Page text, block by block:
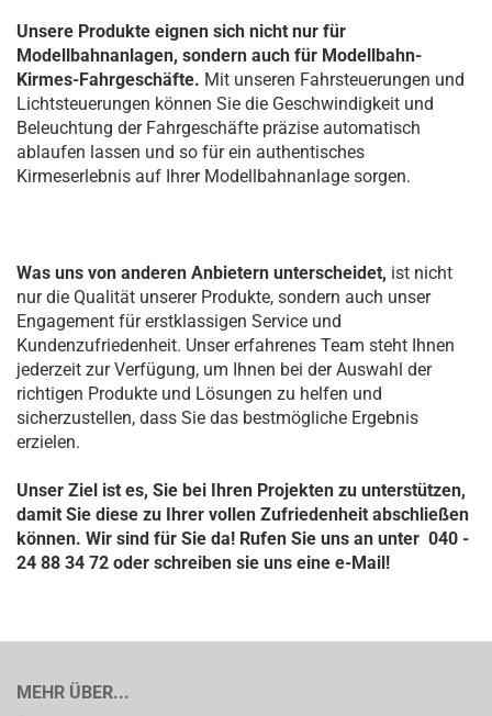
Unsere Produkte eignen sich nicht nur für
Modellbahnanlagen, sondern auch für Modellbahn-
Kirmes-Fahrgeschäfte. Mit unseren Fahrsteuerungen und
Lichtsteuerungen können Sie die Geschwindigkeit und
Beleuchtung der Fahrgeschäfte präzise automatisch
ablaufen lassen und so für ein authentisches
Kirmeserlebnis auf Ihrer Modellbahnanlage sorgen.
Was uns von anderen Anbietern unterscheidet, ist nicht
nur die Qualität unserer Produkte, sondern auch unser
Engagement für erstklassigen Service und
Kundenzufriedenheit. Unser erfahrenes Team steht Ihnen
jederzeit zur Verfügung, um Ihnen bei der Auswahl der
richtigen Produkte und Lösungen zu helfen und
sicherzustellen, dass Sie das bestmögliche Ergebnis
erzielen.
Unser Ziel ist es, Sie bei Ihren Projekten zu unterstützen,
damit Sie diese zu Ihrer vollen Zufriedenheit abschließen
können. Wir sind für Sie da! Rufen Sie uns an unter 040 -
24 88 34 72 oder schreiben sie uns eine e-Mail!
MEHR ÜBER...